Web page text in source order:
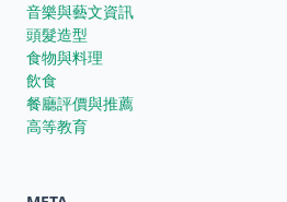
音樂與藝文資訊
頭髮造型
食物與料理
飲食
餐廳評價與推薦
高等教育